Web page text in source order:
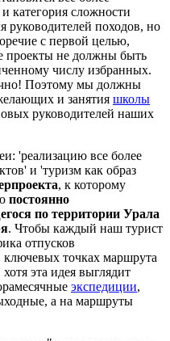
категория сложности
руководителей походов, но
с первой целью,
проекты не должны быть
числу избранных.
Поэтому мы должны
и занятия школы
руководителей наших
'реализацию все более
и 'туризм как образ
, к которому
постоянно
по территории Урала
. Чтобы каждый наш турист
отпусков
ключевых точках маршрута
эта идея выглядит
экспедиции,
а на маршруты